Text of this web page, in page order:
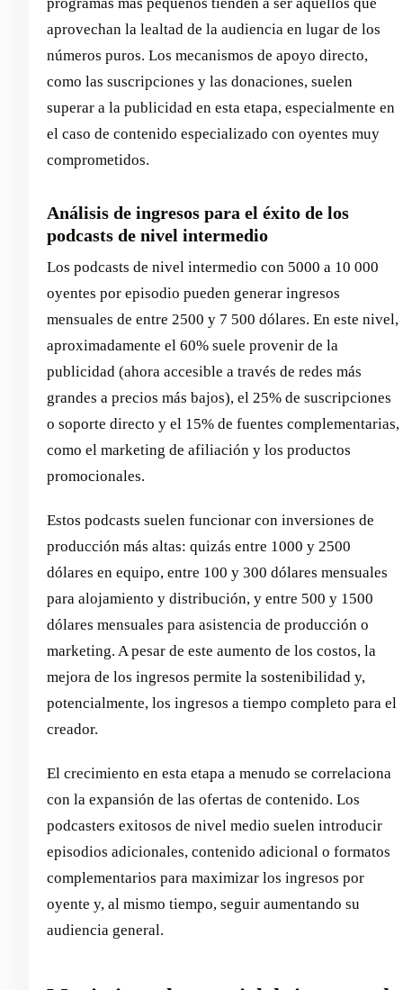
aprovechan la lealtad de la audiencia en lugar de los
números puros. Los mecanismos de apoyo directo,
como las suscripciones y las donaciones, suelen
superar a la publicidad en esta etapa, especialmente en
el caso de contenido especializado con oyentes muy
comprometidos.
Análisis de ingresos para el éxito de los
podcasts de nivel intermedio
Los podcasts de nivel intermedio con 5000 a 10 000
oyentes por episodio pueden generar ingresos
mensuales de entre 2500 y 7 500 dólares. En este nivel,
aproximadamente el 60% suele provenir de la
publicidad (ahora accesible a través de redes más
grandes a precios más bajos), el 25% de suscripciones
o soporte directo y el 15% de fuentes complementarias,
como el marketing de afiliación y los productos
promocionales.
Estos podcasts suelen funcionar con inversiones de
producción más altas: quizás entre 1000 y 2500
dólares en equipo, entre 100 y 300 dólares mensuales
para alojamiento y distribución, y entre 500 y 1500
dólares mensuales para asistencia de producción o
marketing. A pesar de este aumento de los costos, la
mejora de los ingresos permite la sostenibilidad y,
potencialmente, los ingresos a tiempo completo para el
creador.
El crecimiento en esta etapa a menudo se correlaciona
con la expansión de las ofertas de contenido. Los
podcasters exitosos de nivel medio suelen introducir
episodios adicionales, contenido adicional o formatos
complementarios para maximizar los ingresos por
oyente y, al mismo tiempo, seguir aumentando su
audiencia general.